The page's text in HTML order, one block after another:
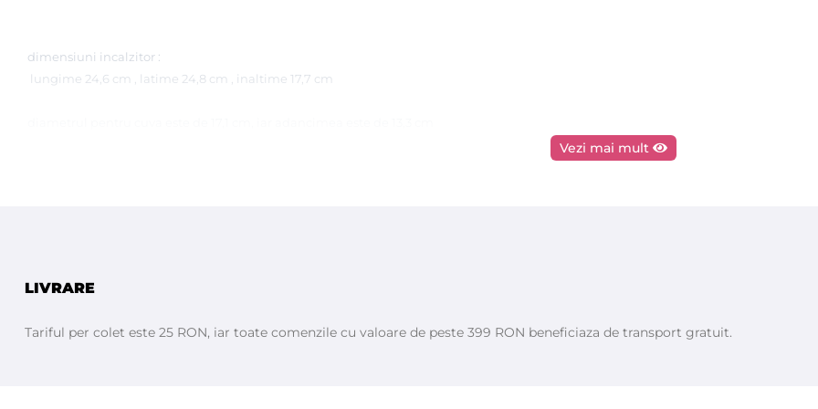
dimensiuni incalzitor :
lungime 24,6 cm , latime 24,8 cm , inaltime 17,7 cm
- Amestecați ceara și testați-o pe încheietura mâinii înainte de a o utiliza pe client.
- Folosind o spatulă, aplicați ceara uniform pe piele în direcția creșterii firelor de par.
Vezi mai mult
LIVRARE
Tariful per colet este 25 RON, iar toate comenzile cu valoare de peste 399 RON beneficiaza de transport gratuit.